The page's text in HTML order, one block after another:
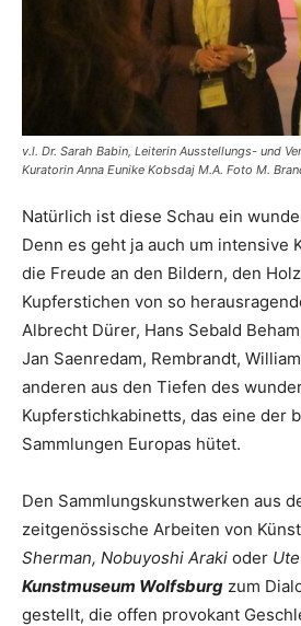
v.l. Dr. Sarah Babin, Leiterin Ausstellungs- und
Kuratorin Anna Eunike Kobsdaj M.A. Foto M.
Natürlich ist diese Schau ein
Denn es geht ja auch um intensive
die Freude an den Bildern, den
Kupferstichen von so
Albrecht Dürer, Hans Sebald
Jan Saenredam, Rembrandt,
anderen aus den Tiefen des
Kupferstichkabinetts, das eine der
Sammlungen Europas hütet.
Den Sammlungskunstwerken aus
zeitgenössische Arbeiten von
Sherman, Nobuyoshi Araki oder
Kunstmuseum Wolfsburg zum
gestellt, die offen provokant